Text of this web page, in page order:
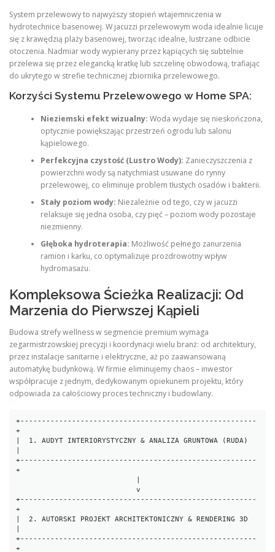
System przelewowy to najwyższy stopień wtajemniczenia w
hydrotechnice basenowej. W jacuzzi przelewowym woda idealnie licuje
się z krawędzią plaży basenowej, tworząc idealne, lustrzane odbicie
otoczenia. Nadmiar wody wypierany przez kąpiących się subtelnie
przelewa się przez elegancką kratkę lub szczelinę obwodową, trafiając
do ukrytego w strefie technicznej zbiornika przelewowego.
Korzyści Systemu Przelewowego w Home SPA:
Nieziemski efekt wizualny: Woda wydaje się nieskończona,
optycznie powiększając przestrzeń ogrodu lub salonu
kąpielowego.
Perfekcyjna czystość (Lustro Wody): Zanieczyszczenia z
powierzchni wody są natychmiast usuwane do rynny
przelewowej, co eliminuje problem tłustych osadów i bakterii.
Stały poziom wody: Niezależnie od tego, czy w jacuzzi
relaksuje się jedna osoba, czy pięć – poziom wody pozostaje
niezmienny.
Głęboka hydroterapia: Możliwość pełnego zanurzenia
ramion i karku, co optymalizuje prozdrowotny wpływ
hydromasażu.
Kompleksowa Ścieżka Realizacji: Od
Marzenia do Pierwszej Kąpieli
Budowa strefy wellness w segmencie premium wymaga
zegarmistrzowskiej precyzji i koordynacji wielu branż: od architektury,
przez instalacje sanitarne i elektryczne, aż po zaawansowaną
automatykę budynkową. W firmie eliminujemy chaos – inwestor
współpracuje z jednym, dedykowanym opiekunem projektu, który
odpowiada za całościowy proces techniczny i budowlany.
+-------------------------------------------------------
+
|  1. AUDYT INTERIORYSTYCZNY & ANALIZA GRUNTOWA (RUDA)
+-------------------------------------------------------
+
                            v
+-------------------------------------------------------
+
|  2. AUTORSKI PROJEKT ARCHITEKTONICZNY & RENDERING 3D
+-------------------------------------------------------
+